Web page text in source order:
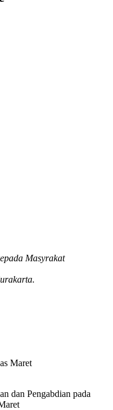
Masyrakat
Maret
dan Pengabdian pada